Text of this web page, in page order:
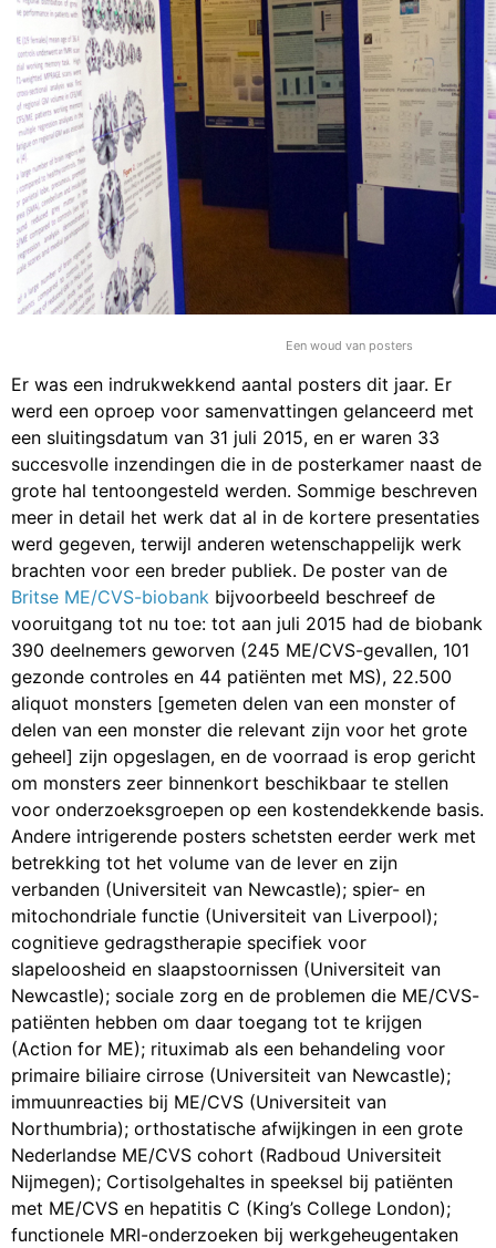
Een woud van posters
Er was een indrukwekkend aantal posters dit jaar. Er
werd een oproep voor samenvattingen gelanceerd met
een sluitingsdatum van 31 juli 2015, en er waren 33
succesvolle inzendingen die in de posterkamer naast de
grote hal tentoongesteld werden. Sommige beschreven
meer in detail het werk dat al in de kortere presentaties
werd gegeven, terwijl anderen wetenschappelijk werk
brachten voor een breder publiek. De poster van de
Britse ME/CVS-biobank bijvoorbeeld beschreef de
vooruitgang tot nu toe: tot aan juli 2015 had de biobank
390 deelnemers geworven (245 ME/CVS-gevallen, 101
gezonde controles en 44 patiënten met MS), 22.500
aliquot monsters [gemeten delen van een monster of
delen van een monster die relevant zijn voor het grote
geheel] zijn opgeslagen, en de voorraad is erop gericht
om monsters zeer binnenkort beschikbaar te stellen
voor onderzoeksgroepen op een kostendekkende basis.
Andere intrigerende posters schetsten eerder werk met
betrekking tot het volume van de lever en zijn
verbanden (Universiteit van Newcastle); spier- en
mitochondriale functie (Universiteit van Liverpool);
cognitieve gedragstherapie specifiek voor
slapeloosheid en slaapstoornissen (Universiteit van
Newcastle); sociale zorg en de problemen die ME/CVS-
patiënten hebben om daar toegang tot te krijgen
(Action for ME); rituximab als een behandeling voor
primaire biliaire cirrose (Universiteit van Newcastle);
immuunreacties bij ME/CVS (Universiteit van
Northumbria); orthostatische afwijkingen in een grote
Nederlandse ME/CVS cohort (Radboud Universiteit
Nijmegen); Cortisolgehaltes in speeksel bij patiënten
met ME/CVS en hepatitis C (King’s College London);
functionele MRI-onderzoeken bij werkgeheugentaken